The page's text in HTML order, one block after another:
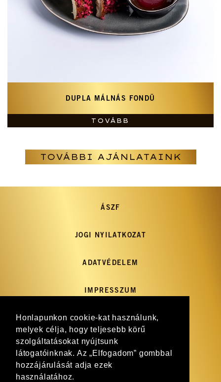
Honlapunkon cookie-kat használunk,
melyek célja, hogy teljesebb körű
szolgáltatásokat nyújtsunk
látogatóinknak. Az „Elfogadom” gombbal
hozzájárulását adja ezek
használatához.
DUPLA MÁLNÁS FONDÜ
TOVÁBB
TOVÁBBI AJÁNLATAINK
ÁSZF
JOGI NYILATKOZAT
ADATVÉDELEM
IMPRESSZUM
GY.I.K.
HÍRLEVÉL